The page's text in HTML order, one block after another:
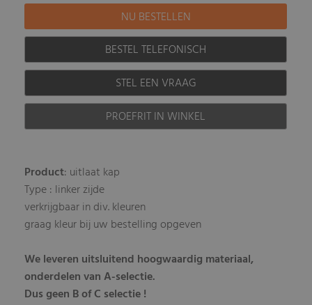
BESTEL TELEFONISCH
STEL EEN VRAAG
PROEFRIT IN WINKEL
Product: uitlaat kap
Type : linker zijde
verkrijgbaar in div. kleuren
graag kleur bij uw bestelling opgeven
We leveren uitsluitend hoogwaardig materiaal,
onderdelen van A-selectie.
Dus geen B of C selectie !